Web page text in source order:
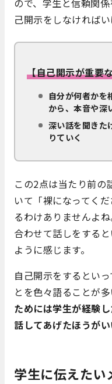
ので、学生と信頼関
己開示をしなければい
【自己開示が重要
自分が何者かを
から、本音や深
深い話を聞きた
りていく
この2点は当たり前の
いて「裸になってく
るわけありませんよ
合わせて話しをする
ように感じます。
自己開示をするとい
とを色々語ることが多
ためには学生が経験
話してあげたほうが
学生に伝えたい